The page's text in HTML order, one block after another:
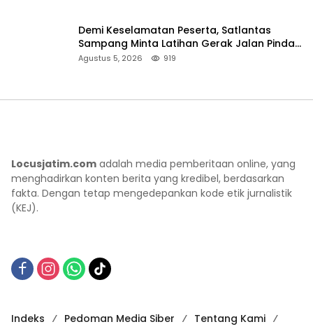
Demi Keselamatan Peserta, Satlantas
Sampang Minta Latihan Gerak Jalan Pindah
ke Lokasi Aman
Agustus 5, 2026 919
Locusjatim.com adalah media pemberitaan online, yang
menghadirkan konten berita yang kredibel, berdasarkan
fakta. Dengan tetap mengedepankan kode etik jurnalistik
(KEJ).
Indeks Pedoman Media Siber Tentang Kami